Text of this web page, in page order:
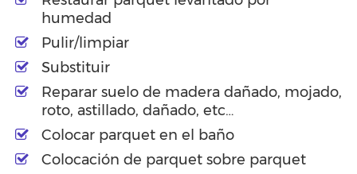
humedad
Pulir/limpiar
Substituir
Reparar suelo de madera dañado, mojado,
roto, astillado, dañado, etc…
Colocar parquet en el baño
Colocación de parquet sobre parquet